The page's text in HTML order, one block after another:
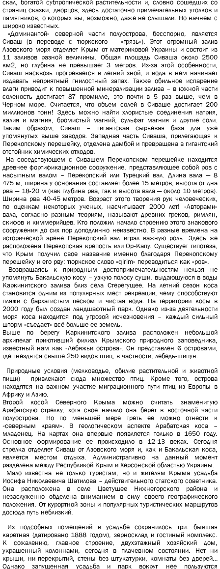
скал, богатой субтропической растительности и, словно сошедших со
страниц сказки, дворцов, здесь достаточно примечательных уголков и
памятников, о которых вы, возможно, даже не слышали. Но начнем с
широко известных.
«Доминантой» северной части полуострова, бесспорно, является
Сиваш (в переводе с тюркского – «грязь»). Этот огромный залив
Азовского моря отделяет Крым от материковой Украины и состоит из
11 заливов разной величины. Общая площадь Сиваша около 2500
км2, но глубина не превышает 3 метров. Из-за этой особенности,
Сиваш насквозь прогревается в летний зной, и вода в нем начинает
издавать неприятный гнилостный запах. Также обильное испарение
влаги приводит к повышенной минерализации залива – в южной части
соленость достигает 87 промилле, это почти в 5 раз выше, чем в
Черном море. Считается, что объем солей в Сиваше достигает 200
миллионов тонн! Здесь можно найти хлористые соединения натрия,
калия и магния, бромистый магний, сульфат магния и другие соли.
Таким образом, Сиваш – гигантская сырьевая база для уже
упомянутых выше заводов. Западная часть Сиваша, прилегающая к
Перекопскому перешейку, отделена дамбой и превращена в гигантский
отстойник химических отходов.
На соседствующем с Сивашем Перекопском перешейке находится
древнее фортификационное сооружение, представляющее собой ров с
насыпным валом – Перекопский или Турецкий вал. Длина вала — 8
475 м, ширина у основания составляет более 15 метров, высота от дна
рва — 18-20 м (как глубина рва, так и высота вала — около 10 метров).
Ширина рва 40-45 метров. Возраст этого творения рук человеческих,
по оценкам некоторых ученых, насчитывает 2000 лет! «Авторами»
вала, согласно разным теориям, называют древних греков, римлян,
скифов и киммерийцев. Кто положил начало строению этого знакового
сооружения до сих пор доподлинно неизвестно. В разные времена на
исторической арене Перекопский вал играл важную роль. Здесь же
расположена Перекопская крепость или Ор-Капу. Существует гипотеза,
что Крым получил свое название именно благодаря Перекопскому
перешейку и его рву: тюркское слово «qirim» переводиться как «ров».
Возвращаясь к природным достопримечательностям нельзя не
упомянуть Бакальскую косу – узкую полосу суши, выдающуюся в воды
Каркинитского залива близ села Стерегущее. На летний сезон коса
становится одним из популярных мест рекреации, чему способствуют
пляжи с бархатистым песком и чистая вода. На территории косы в
2000 году был создан ландшафтный парк. Однако из-за деятельности
моря коса находится под угрозой исчезновения – каждый сильный
шторм «съедает» всё больше ее земель.
Выше по берегу Каркинитского залива расположен небольшой
архипелаг приютивший филиал Крымского природного заповедника,
известный нам как «Лебяжьи острова». Он представлен 6 островами,
где гнездятся свыше 250 видов птиц, в частности, лебедь-шипун.
Природные условия (мелководье, обилие растительной и животной
пищи) привлекают сюда множество птиц. Кроме того, острова
находятся на важном участке миграционного пути птиц из Европы в
Африку и Азию.
Второй косой Северного Крыма можно считать знаменитую
Арабатскую стрелку, хотя свое начало она берет в восточной части
полуострова. Но по меньшей мере треть ее можно отнести к
«северным краям». В геологическом аспекте Арабатская коса –
младенец. На картах она впервые появляется только в 1650 году.
Основное формирование ее происходило в 12-13 веках. Сегодня
стрелка отделяет Сиваш от Азовского моря и, как и Бакальская коса,
является местом отдыха. Административно на данный момент
разделена между Республикой Крым и Херсонской областью Украины.
Мало известна не только туристам, но и жителям Крыма усадьба
Иосифа Николаевича Шатилова – действительного статского советника.
Она расположена в селе Цветущее Нижнегорского района и
незаслуженно обделена вниманием в силу своего географического
положения. От курортной зоны и популярных туристических маршрутов
досюда путь неблизкий.
Из подсобных помещений в усадьбе сохранилось три: бывшая
каретная (датировано 1888 годом), зерносклад и гостиный комплекс.
К сожалению, главное строение, двухэтажный хозяйский дом,
украшенный колоннами, сегодня в плачевном состоянии. Нет ни
крыши, ни перекрытий, стены без штукатурки, комнаты без дверей…
Однако запущенная усадьба и парк вокруг нее пользуются